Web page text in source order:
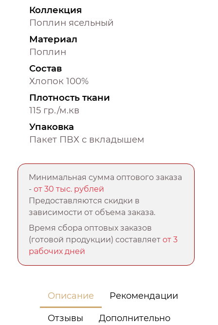
Коллекция
Поплин ясельный
Материал
Поплин
Состав
Хлопок 100%
Плотность ткани
115 гр./м.кв
Упаковка
Пакет ПВХ с вкладышем
Минимальная сумма оптового заказа
-от 30 тыс. рублей
Предоставляются скидки в
зависимости от объема заказа.
Время сбора оптовых заказов
(готовой продукции) составляетот 3
рабочих дней
Описание Рекомендации
Отзывы Дополнительно